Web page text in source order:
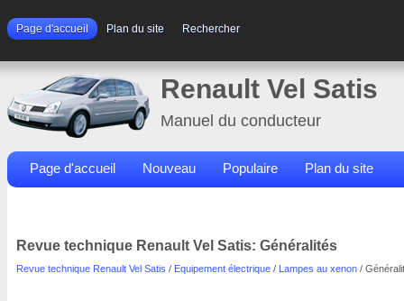
Page d'accueil Plan du site Rechercher
Renault Vel Satis
Manuel du conducteur
Page d'accueil Nouveau Populaire Plan du site
Revue technique Renault Vel Satis: Généralités
Revue technique Renault Vel Satis / Equipement électrique / Lampes au xenon /